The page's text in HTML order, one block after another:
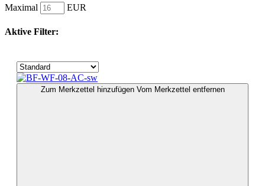
Maximal
EUR
Aktive Filter:
Zum Merkzettel hinzufügen Vom Merkzettel entfernen